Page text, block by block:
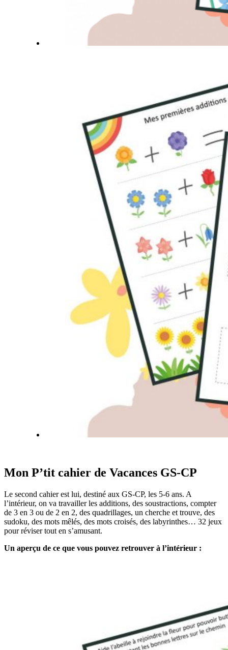
Mon P’tit cahier de Vacances GS-CP
Le second cahier est lui, destiné aux GS-CP, les 5-6 ans. A
l’intérieur, on va travailler les additions, des soustractions, compter
de 3 en 3 ou de 2 en 2, des quadrillages, un cherche et trouve, des
sudoku, des mots mêlés, des mots croisés, des labyrinthes… 32 jeux
pour réviser tout en s’amusant.
Un aperçu de ce que vous pouvez retrouver à l’intérieur :